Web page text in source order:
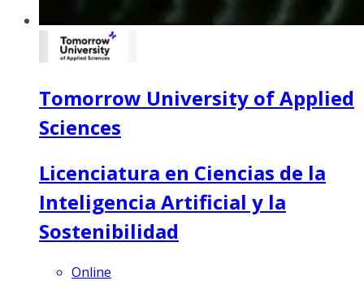
Tomorrow University of Applied
Sciences
Licenciatura en Ciencias de la
Inteligencia Artificial y la
Sostenibilidad
Online